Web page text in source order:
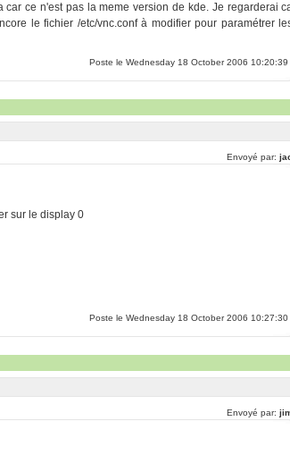
ce n'est pas la meme version de kde. Je regarderai
le fichier /etc/vnc.conf à modifier pour paramétrer
Poste le Wednesday 18 October 2006 10:20:39
Envoyé par:
sur le display 0
Poste le Wednesday 18 October 2006 10:27:30
Envoyé par: